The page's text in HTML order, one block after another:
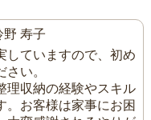
野 寿子
していますので、初め
い。
理収納の経験やスキル
。お客様は家事にお困